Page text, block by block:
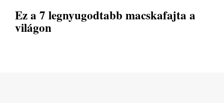
Ez a 7 legnyugodtabb macskafajta a
világon